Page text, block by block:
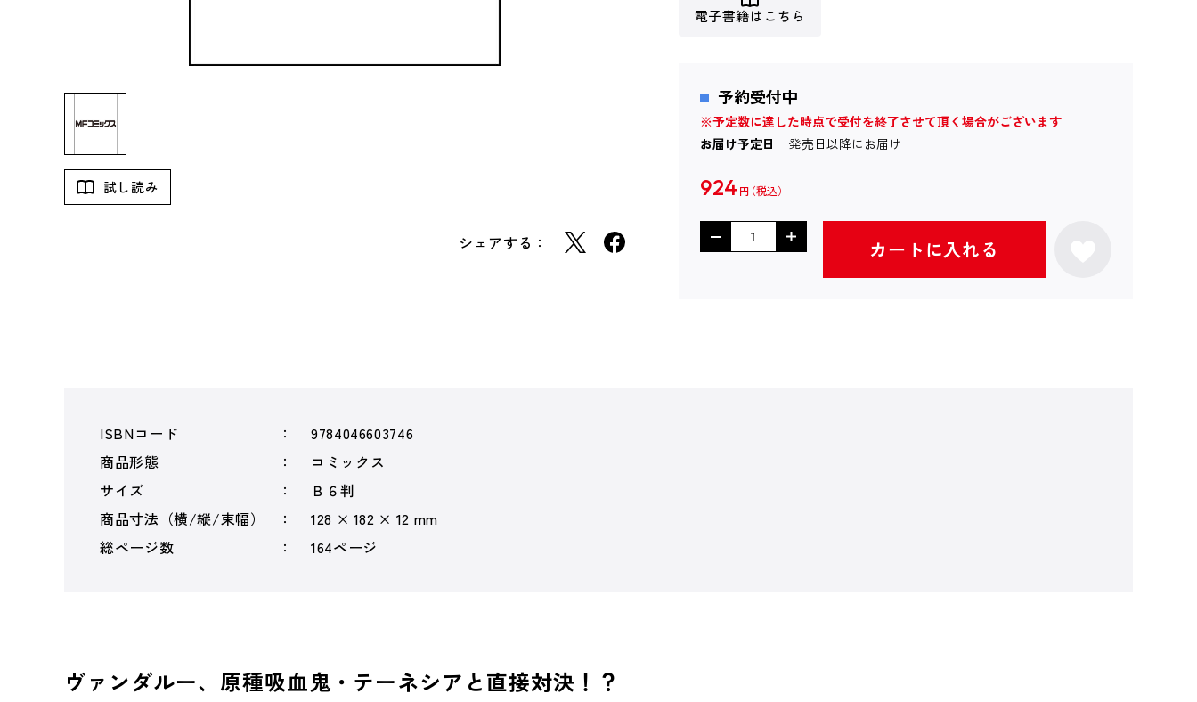
試し読み
シェアする：
電子書籍はこちら
予約受付中
※予定数に達した時点で受付を終了させて頂く場合がございます
お届け予定日
発売日以降にお届け
924 円
カートに入れる
ISBNコード
9784046603746
商品形態
コミックス
サイズ
Ｂ６判
商品寸法（横/縦/束幅）
128 × 182 × 12 mm
総ページ数
164ページ
ヴァンダルー、原種吸血鬼・テーネシアと直接対決！？